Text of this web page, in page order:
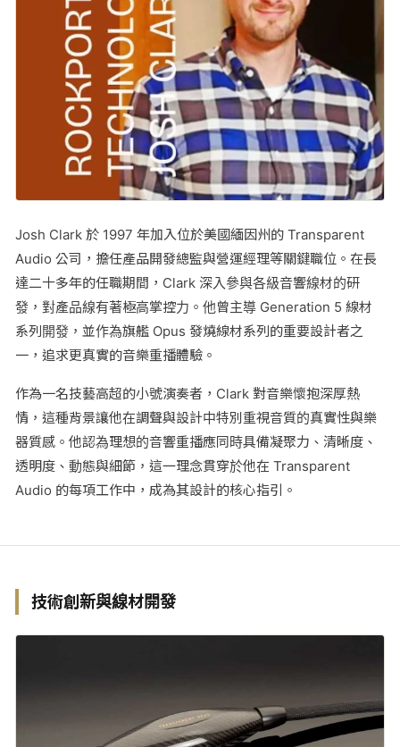
Josh Clark 於 1997 年加入位於美國緬因州的 Transparent
Audio 公司，擔任產品開發總監與營運經理等關鍵職位。在長
達二十多年的任職期間，Clark 深入參與各級音響線材的研
發，對產品線有著極高掌控力。他曾主導 Generation 5 線材
系列開發，並作為旗艦 Opus 發燒線材系列的重要設計者之
一，追求更真實的音樂重播體驗。
作為一名技藝高超的小號演奏者，Clark 對音樂懷抱深厚熱
情，這種背景讓他在調聲與設計中特別重視音質的真實性與樂
器質感。他認為理想的音響重播應同時具備凝聚力、清晰度、
透明度、動態與細節，這一理念貫穿於他在 Transparent
Audio 的每項工作中，成為其設計的核心指引。
技術創新與線材開發